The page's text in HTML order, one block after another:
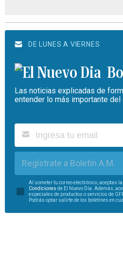
DE LUNES A VIERNES
Las noticias explicadas de
entender lo más importante del
Regístrate a Boletín A.M.
Al someter tu correo electrónico, aceptas la
Condiciones de El Nuevo Día. Además,
especiales de productos o servicios de
Podrás optar salirte de los boletines en